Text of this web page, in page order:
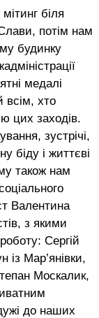
біля
потім нам
будинку
медалі
всім, хто
цих заходів.
зустрічі,
біду і життєві
також нам
Валентина
з якими
Сергій
із Мар’янівки,
Москалик,
до наших